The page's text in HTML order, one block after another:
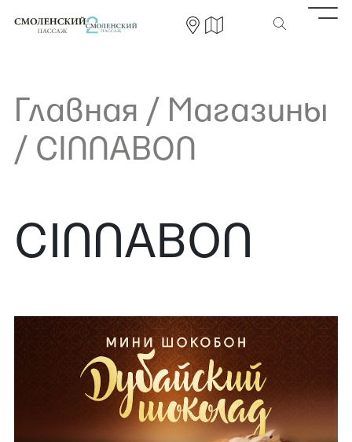
Главная / Магазины
/ CINNABON
CINNABON